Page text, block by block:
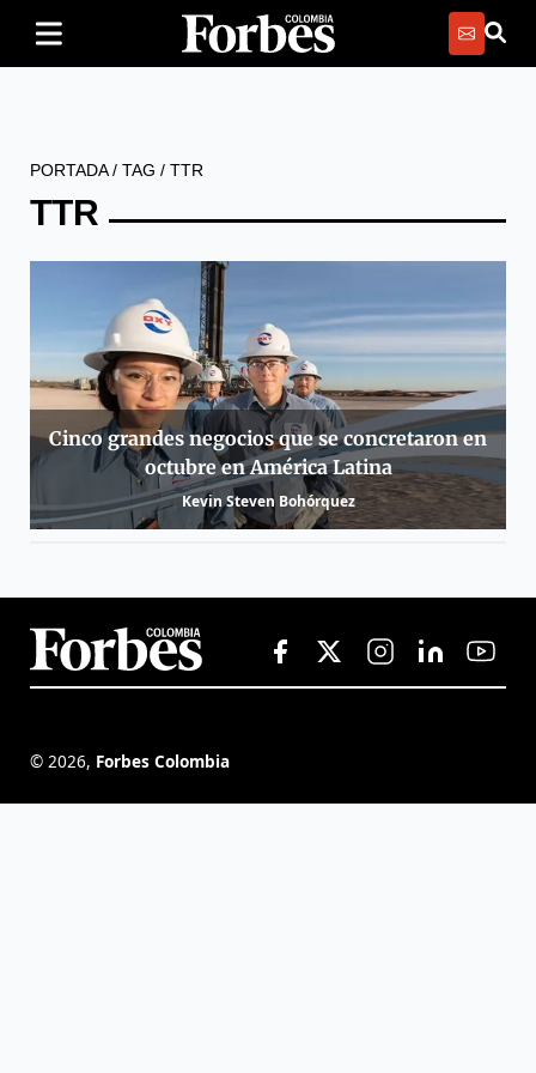
PORTADA/ TAG / TTR
TTR
Cinco grandes negocios que se concretaron en
octubre en América Latina
Kevin Steven Bohórquez
© 2026, Forbes Colombia